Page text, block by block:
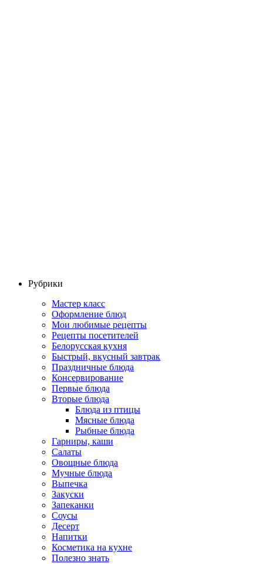
Рубрики
Мастер класс
Оформление блюд
Мои любимые рецепты
Рецепты посетителей
Белорусская кухня
Быстрый, вкусный завтрак
Праздничные блюда
Консервирование
Первые блюда
Вторые блюда
Блюда из птицы
Мясные блюда
Рыбные блюда
Гарниры, каши
Салаты
Овощные блюда
Мучные блюда
Выпечка
Закуски
Запеканки
Соусы
Десерт
Напитки
Косметика на кухне
Полезно знать